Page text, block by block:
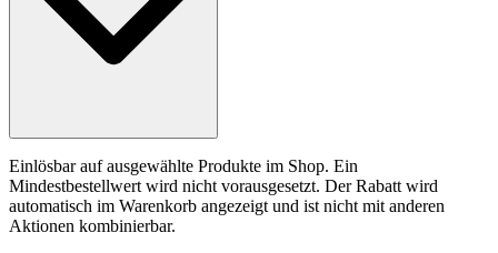
Einlösbar auf ausgewählte Produkte im Shop. Ein
Mindestbestellwert wird nicht vorausgesetzt. Der Rabatt wird
automatisch im Warenkorb angezeigt und ist nicht mit anderen
Aktionen kombinierbar.